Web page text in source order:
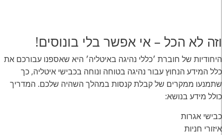
וזה לא הכל – אי אפשר בלי בונוסים!
היחודיות של חוברת ׳כללי נהיגה באיטליה׳ היא שאספנו עבורכם את
כלל המידע הנחוץ עבור נהיגה בטוחה ונוחה בכבישי איטליה, כך
שתמנעו ממקרים של קבלת קנסות במהלך השהיה שלכם. המדריך
כולל מידע בנושא:
כבישי אגרות
איזורי חניות